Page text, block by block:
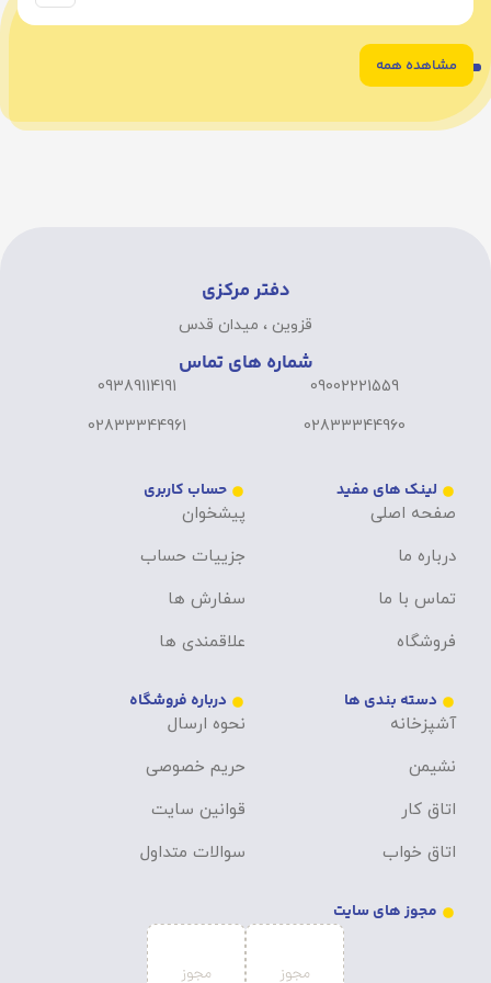
1
2
3
4 مشاهده همه
دفتر مرکزی
قزوین ، میدان قدس
شماره های تماس
09002221559
02833344960
09389114191
02833344961
لینک های مفید
صفحه اصلی
درباره ما
تماس با ما
فروشگاه
حساب کاربری
پیشخوان
جزییات حساب
سفارش ها
علاقمندی ها
دسته بندی ها
آشپزخانه
نشیمن
اتاق کار
اتاق خواب
درباره فروشگاه
نحوه ارسال
حریم خصوصی
قوانین سایت
سوالات متداول
مجوز های سایت